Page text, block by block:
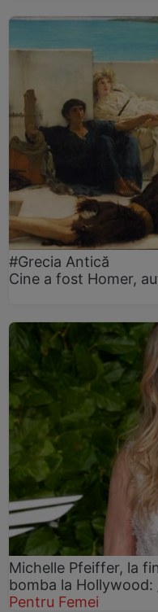
#Grecia Antică
Cine a fost Homer,
Michelle Pfeiffer, la
bomba la Hollywood:
Pentru Femei